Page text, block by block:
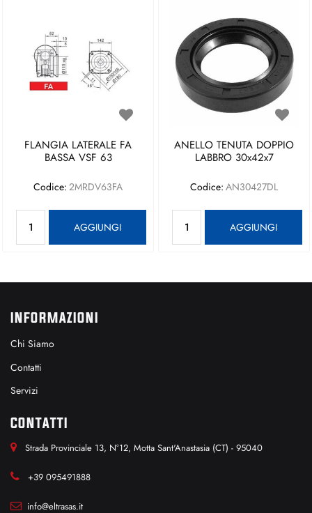
FLANGIA LATERALE FA
BASSA VSF 63
Codice: 2MRDV63FA
AGGIUNGI
ANELLO TENUTA DOPPIO
LABBRO 30x42x7
Codice: AN30427DL
AGGIUNGI
INFORMAZIONI
Chi Siamo
Contatti
Servizi
CONTATTI
Strada Provinciale 13, N°12, Motta Sant'Anastasia (CT) - 95040
+39 095491888
info@eltrasas.it